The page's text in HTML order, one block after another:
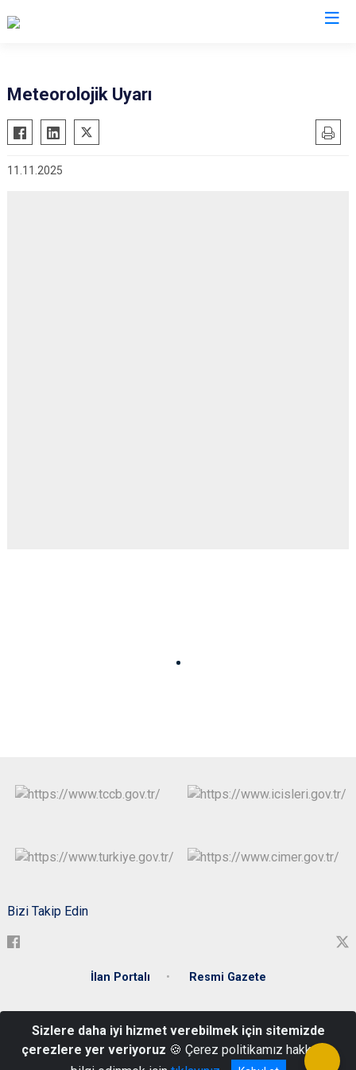
Meteorolojik Uyarı
11.11.2025
Bizi Takip Edin
İlan Portalı Resmi Gazete
Hükümet Konağı No : 30 ZONGULDAK
0 372 253 46 54
Sizlere daha iyi hizmet verebilmek için sitemizde
çerezlere yer veriyoruz 🍪 Çerez politikamız hakkında